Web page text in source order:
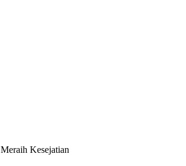
Meraih Kesejatian